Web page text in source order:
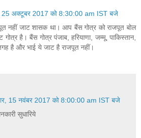
25 अक्टूबर 2017 को 8:30:00 am IST बजे
नहीं जाट शासक था। आप बैंस गोत्र को राजपूत बोल
है। बैंस गोत्र पंजाब, हरियाणा, जम्मू, पाकिस्तान,
है और भाई ये जाट है राजपूत नहीं।
15 नवंबर 2017 को 8:00:00 am IST बजे
सुधारिये